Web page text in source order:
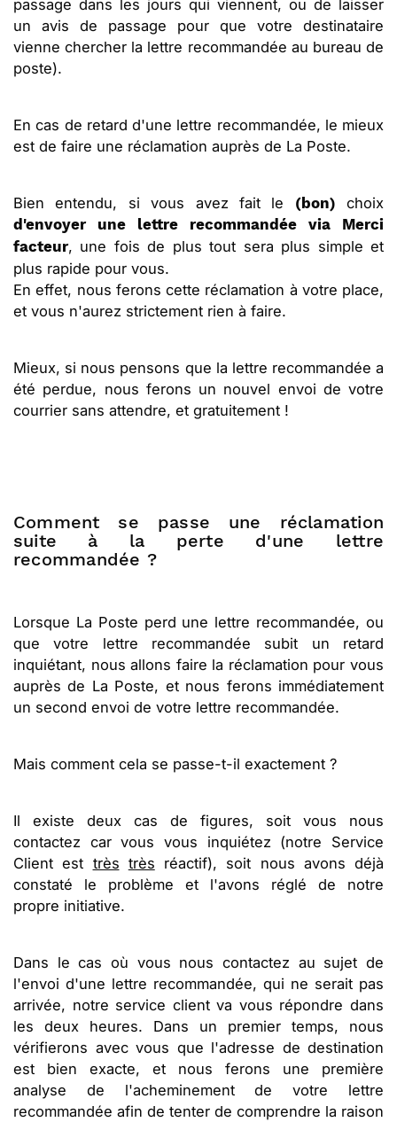
passage dans les jours qui viennent, ou de laisser
un avis de passage pour que votre destinataire
vienne chercher la lettre recommandée au bureau de
poste).
En cas de retard d'une lettre recommandée, le mieux
est de faire une réclamation auprès de La Poste.
Bien entendu, si vous avez fait le (bon) choix
d'envoyer une lettre recommandée via Merci
facteur, une fois de plus tout sera plus simple et
plus rapide pour vous.
En effet, nous ferons cette réclamation à votre place,
et vous n'aurez strictement rien à faire.
Mieux, si nous pensons que la lettre recommandée a
été perdue, nous ferons un nouvel envoi de votre
courrier sans attendre, et gratuitement !
Comment se passe une réclamation
suite à la perte d'une lettre
recommandée ?
Lorsque La Poste perd une lettre recommandée, ou
que votre lettre recommandée subit un retard
inquiétant, nous allons faire la réclamation pour vous
auprès de La Poste, et nous ferons immédiatement
un second envoi de votre lettre recommandée.
Mais comment cela se passe-t-il exactement ?
Il existe deux cas de figures, soit vous nous
contactez car vous vous inquiétez (notre Service
Client est très très réactif), soit nous avons déjà
constaté le problème et l'avons réglé de notre
propre initiative.
Dans le cas où vous nous contactez au sujet de
l'envoi d'une lettre recommandée, qui ne serait pas
arrivée, notre service client va vous répondre dans
les deux heures. Dans un premier temps, nous
vérifierons avec vous que l'adresse de destination
est bien exacte, et nous ferons une première
analyse de l'acheminement de votre lettre
recommandée afin de tenter de comprendre la raison